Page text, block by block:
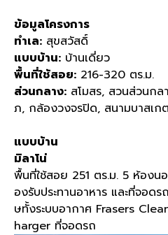
ข้อมูลโครงการ
ทำเล: สุขสวัสดิ์
แบบบ้าน: บ้านเดี่ยว
พื้นที่ใช้สอย: 216-320 ตร.ม.
ส่วนกลาง: สโมสร, สวนส่วนกล
ภ, กล้องวงจรปิด, สนามบาสเก
แบบบ้าน
มิลาโน่
พื้นที่ใช้สอย 251 ตร.ม. 5 ห้อง
องรับประทานอาหาร และที่จอ
ษทั้งระบบอากาศ Frasers
harger ที่จอดรถ